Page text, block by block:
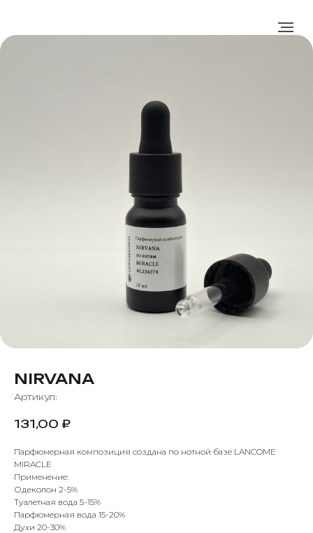
NIRVANA
Артикул:
131,00 ₽
Парфюмерная композиция создана по нотной базе LANCOME
MIRACLE
Применение:
Одеколон 2-5%
Туалетная вода 5-15%
Парфюмерная вода 15-20%
Духи 20-30%